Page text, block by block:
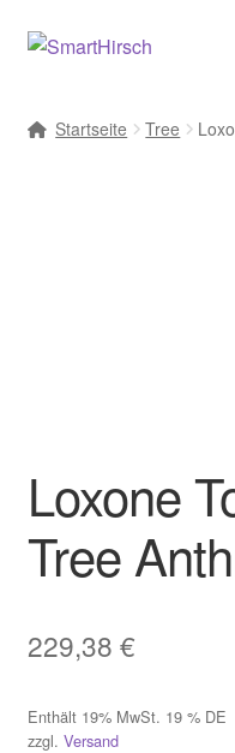
Startseite Tree
Loxone
Tree
229,38 €
Enthält 19% MwSt. 19 % DE
zzgl. Versand